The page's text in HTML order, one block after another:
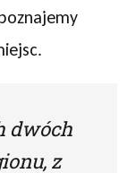
dwóch
z